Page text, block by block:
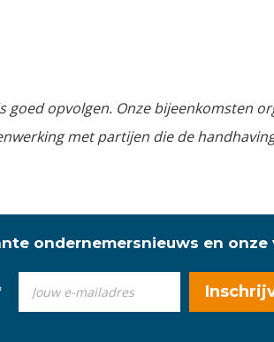
opvolgen. Onze bijeenkomsten
met partijen die de
ondernemersnieuws en onze